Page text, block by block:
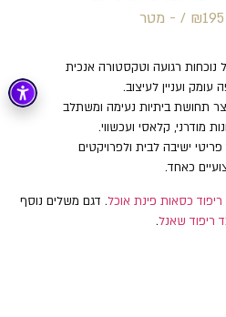
₪195 /‏‏‎ ‎- מטר
נוכחות רגועה וטקסטורה אנכית
עומק ועניין לעיצוב.
תחושת ביתיות נעימה ומשתלב
מודרני, קלאסי ועכשווי.
ישיבה לבית ולפרויקטים
כאחד.
ריפוד כסאות פינת אוכל. דגם משלים נוסף
ריפוד שאנל.